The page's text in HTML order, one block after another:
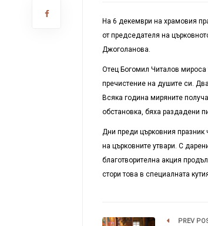
На 6 декември на храмовия
от председателя на
Джоголанова.
Отец Богомил Читалов мироса
пречистение на душите си.
Всяка година миряните
обстановка, бяха раздадени
Дни преди църковния празник
на църковните утвари. С
благотворителна акция
стори това в специалната
PREV